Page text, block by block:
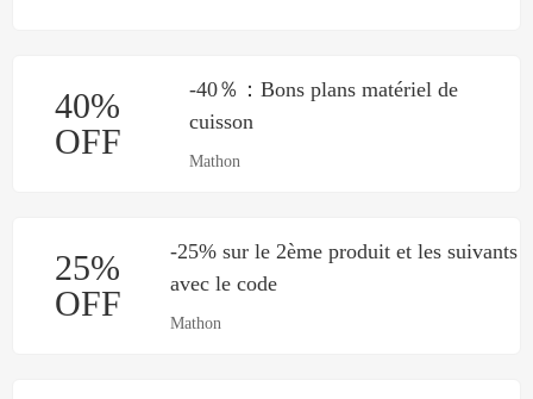
40%
OFF
-40％：Bons plans matériel de
cuisson
Mathon
25%
OFF
-25% sur le 2ème produit et les suivants
avec le code
Mathon